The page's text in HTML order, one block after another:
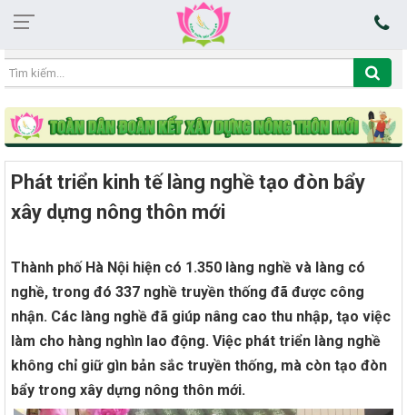
07:34:25 06/08/2026
Phát triển kinh tế làng nghề tạo đòn bẩy
xây dựng nông thôn mới
Thành phố Hà Nội hiện có 1.350 làng nghề và làng có
nghề, trong đó 337 nghề truyền thống đã được công
nhận. Các làng nghề đã giúp nâng cao thu nhập, tạo việc
làm cho hàng nghìn lao động. Việc phát triển làng nghề
không chỉ giữ gìn bản sắc truyền thống, mà còn tạo đòn
bẩy trong xây dựng nông thôn mới.